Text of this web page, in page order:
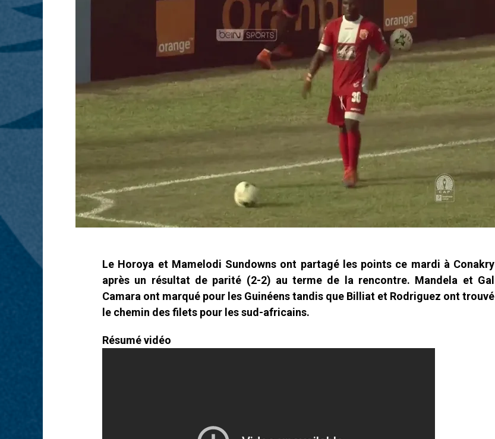
Le Horoya et Mamelodi Sundowns ont partagé les points ce mardi à Conakry
après un résultat de parité (2-2) au terme de la rencontre. Mandela et Gal
Camara ont marqué pour les Guinéens tandis que Billiat et Rodriguez ont trouvé
le chemin des filets pour les sud-africains.
Résumé vidéo